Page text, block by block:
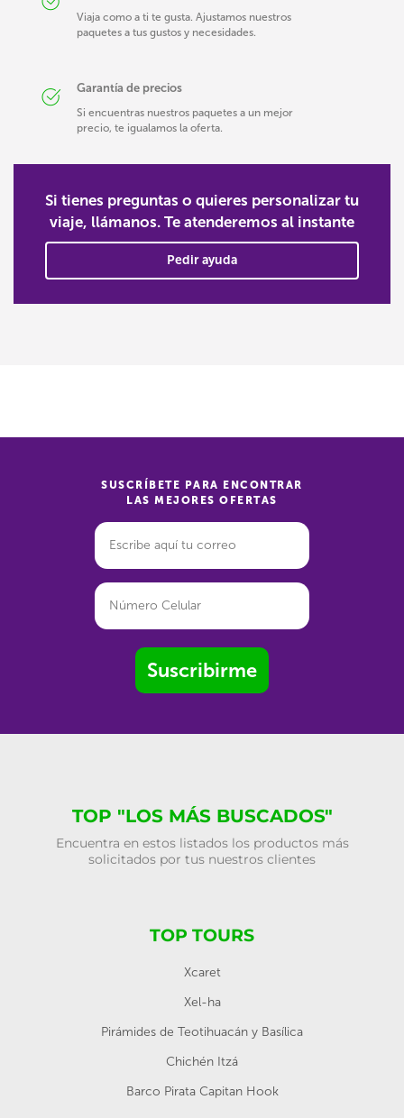
Viaja como a ti te gusta. Ajustamos nuestros
paquetes a tus gustos y necesidades.
Garantía de precios
Si encuentras nuestros paquetes a un mejor
precio, te igualamos la oferta.
Si tienes preguntas o quieres personalizar tu
viaje, llámanos. Te atenderemos al instante
Pedir ayuda
SUSCRÍBETE PARA ENCONTRAR
LAS MEJORES OFERTAS
Suscribirme
TOP "LOS MÁS BUSCADOS"
Encuentra en estos listados los productos más
solicitados por tus nuestros clientes
TOP TOURS
Xcaret
Xel-ha
Pirámides de Teotihuacán y Basílica
Chichén Itzá
Barco Pirata Capitan Hook